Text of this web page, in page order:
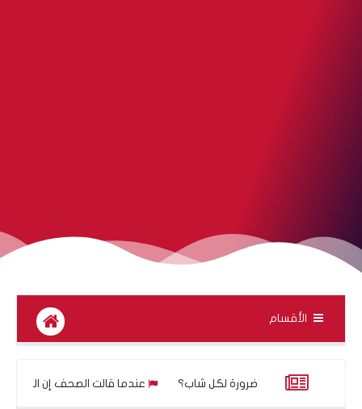
الأقسام
الآن أصبح ضرورة لكل شاب؟ عندما قالت الصحف إن الذهب لا يمكن أن يهبط… ماذا حدث